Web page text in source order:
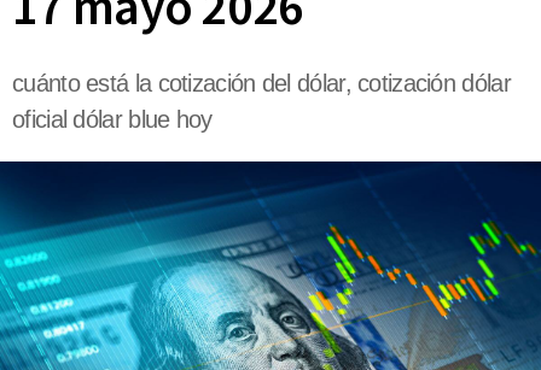
cuánto está la cotización del dólar, cotización dólar
oficial dólar blue hoy